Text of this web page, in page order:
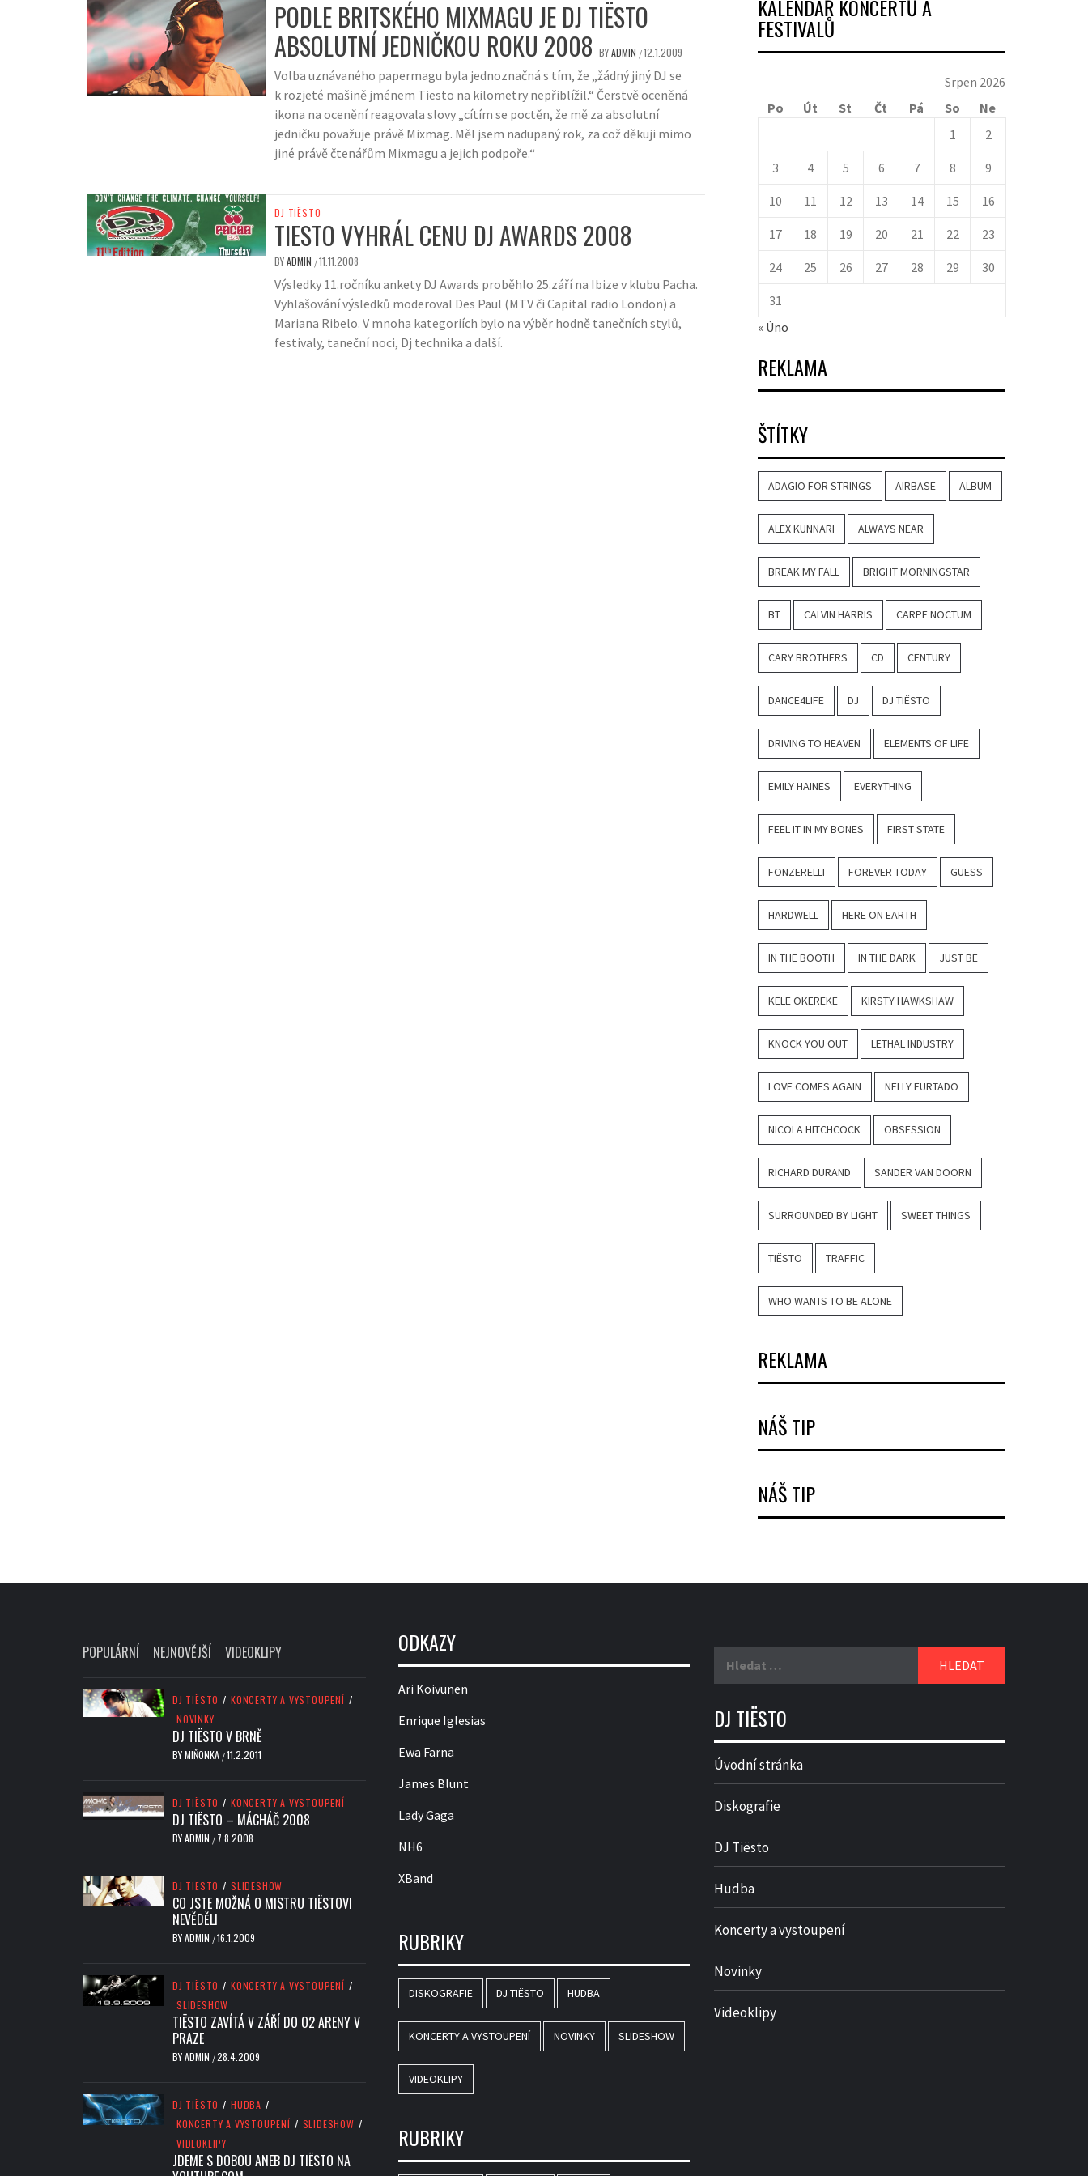
PODLE BRITSKÉHO MIXMAGU JE DJ TIËSTO
ABSOLUTNÍ JEDNIČKOU ROKU 2008 BYADMIN /12.1.2009
Volba uznávaného papermagu byla jednoznačná s tím, že „žádný jiný DJ se
k rozjeté mašině jménem Tiësto na kilometry nepřiblížil.“ Čerstvě oceněná
ikona na ocenění reagovala slovy „cítím se poctěn, že mě za absolutní
jedničku považuje právě Mixmag. Měl jsem nadupaný rok, za což děkuji mimo
jiné právě čtenářům Mixmagu a jejich podpoře.“
DJ TIËSTO
TIESTO VYHRÁL CENU DJ AWARDS 2008
BYADMIN /11.11.2008
Výsledky 11.ročníku ankety DJ Awards proběhlo 25.září na Ibize v klubu Pacha.
Vyhlašování výsledků moderoval Des Paul (MTV či Capital radio London) a
Mariana Ribelo. V mnoha kategoriích bylo na výběr hodně tanečních stylů,
festivaly, taneční noci, Dj technika a další.
KALENDÁŘ KONCERTŮ A
FESTIVALŮ
Srpen 2026
Po
Út St Čt Pá So
Ne
1
2
3 4 5 6 7 8 9
10 11 12 13 14 15 16
17 18 19 20 21 22 23
24 25 26 27 28 29 30
31
« Úno
REKLAMA
ŠTÍTKY
ADAGIO FOR STRINGS AIRBASE ALBUM
ALEX KUNNARI ALWAYS NEAR
BREAK MY FALL BRIGHT MORNINGSTAR
BT CALVIN HARRIS CARPE NOCTUM
CARY BROTHERS CD CENTURY
DANCE4LIFE DJ DJ TIËSTO
DRIVING TO HEAVEN ELEMENTS OF LIFE
EMILY HAINES EVERYTHING
FEEL IT IN MY BONES FIRST STATE
FONZERELLI FOREVER TODAY GUESS
HARDWELL HERE ON EARTH
IN THE BOOTH IN THE DARK JUST BE
KELE OKEREKE KIRSTY HAWKSHAW
KNOCK YOU OUT LETHAL INDUSTRY
LOVE COMES AGAIN NELLY FURTADO
NICOLA HITCHCOCK OBSESSION
RICHARD DURAND SANDER VAN DOORN
SURROUNDED BY LIGHT SWEET THINGS
TIËSTO TRAFFIC
WHO WANTS TO BE ALONE
REKLAMA
NÁŠ TIP
NÁŠ TIP
POPULÁRNÍ NEJNOVĚJŠÍ VIDEOKLIPY
DJ TIËSTO / KONCERTY A VYSTOUPENÍ /
NOVINKY
DJ TIËSTO V BRNĚ
BYMIŇONKA /11.2.2011
DJ TIËSTO / KONCERTY A VYSTOUPENÍ
DJ TIËSTO – MÁCHÁČ 2008
BYADMIN / 7.8.2008
DJ TIËSTO / SLIDESHOW
CO JSTE MOŽNÁ O MISTRU TIËSTOVI
NEVĚDĚLI
BYADMIN /16.1.2009
DJ TIËSTO / KONCERTY A VYSTOUPENÍ /
SLIDESHOW
TIËSTO ZAVÍTÁ V ZÁŘÍ DO O2 ARENY V
PRAZE
BYADMIN /28.4.2009
DJ TIËSTO / HUDBA /
KONCERTY A VYSTOUPENÍ / SLIDESHOW /
VIDEOKLIPY
JDEME S DOBOU ANEB DJ TIËSTO NA
ODKAZY
Ari Koivunen
Enrique Iglesias
Ewa Farna
James Blunt
Lady Gaga
NH6
XBand
RUBRIKY
DISKOGRAFIE DJ TIËSTO HUDBA
KONCERTY A VYSTOUPENÍ NOVINKY SLIDESHOW
VIDEOKLIPY
RUBRIKY
DJ TIËSTO
Úvodní stránka
Diskografie
DJ Tiësto
Hudba
Koncerty a vystoupení
Novinky
Videoklipy